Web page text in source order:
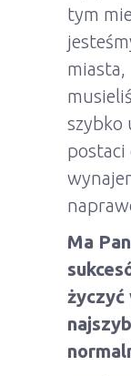
tym
miasta,
szybko
postaci
Ma